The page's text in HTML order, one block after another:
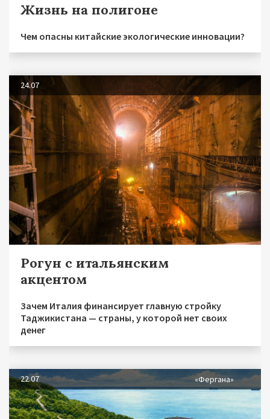
Жизнь на полигоне
Чем опасны китайские экологические инновации?
24.07
Рогун с итальянским
акцентом
Зачем Италия финансирует главную стройку
Таджикистана — страны, у которой нет своих
денег
22.07 «Фергана»